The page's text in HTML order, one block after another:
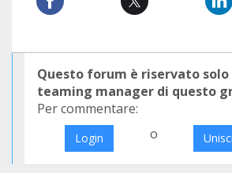
Questo forum è riservato
teaming manager di questo
Per commentare:
Login o